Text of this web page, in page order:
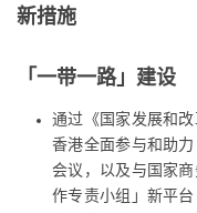
新措施
「一带一路」建设
通过《国家发展和
香港全面参与和助
会议，以及与国家
作专责小组」新平